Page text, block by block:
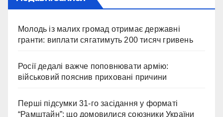
Молодь із малих громад отримає державні
гранти: виплати сягатимуть 200 тисяч гривень
Росії дедалі важче поповнювати армію:
військовий пояснив приховані причини
Перші підсумки 31-го засідання у форматі
“Рамштайн”: що домовилися союзники України